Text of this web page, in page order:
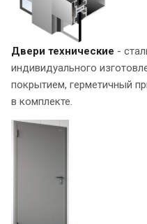
Двери технические -
индивидуального
покрытием, герметичный
в комплекте.